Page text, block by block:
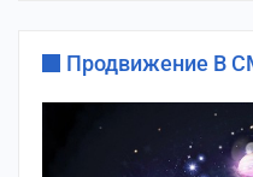
Продвижение В